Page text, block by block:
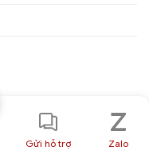
Gửi hỗ trợ Zalo